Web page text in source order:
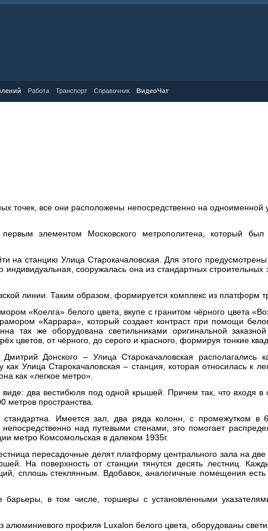
Работа Транспорт Справочник ВидеоЧат
точек, все они расположены непосредственно на
первым элементом Московского метрополитена, который
на станцию Улица Старокачаловская. Для этого
индивидуальная, сооружалась она из стандартных
линии. Таким образом, формируется комплекс из платформ
«Коелга» белого цвета, вкупе с гранитом чёрного цвета
«Каррара», который создает контраст при помощи
так же оборудована светильниками оригинальной
цветов, от чёрного, до серого и красного, формируя тонкие
Донского – Улица Старокачаловская располагались
Улица Старокачаловская – станция, которая относилась к
как «легкое метро».
два вестибюля под одной крышей. Причем так, что входя в
пространства.
стандартна. Имеется зал, два ряда колонн, с промежутком
над путевыми стенами, это помогает
метро Комсомольская в далеком 1935г.
пересадочные делят платформу центрального зала на две
На поверхность от станции тянутся десять лестниц.
сплошь стеклянным. Вдобавок, аналогичные помещения
в том числе, торшеры с установленными
алюминиевого профиля Luxalon белого цвета, оборудованы